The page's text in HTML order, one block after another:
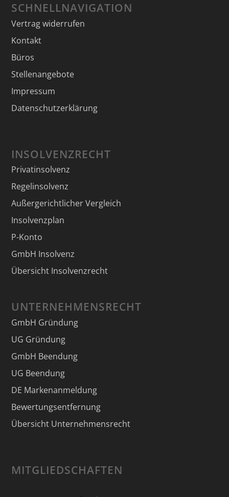
SCHNELLNAVIGATION
Vertrag widerrufen
Kontakt
Büros
Stellenangebote
Impressum
Datenschutzerklärung
INSOLVENZRECHT
Privatinsolvenz
Regelinsolvenz
Außergerichtlicher Vergleich
Insolvenzplan
P-Konto
GmbH Insolvenz
Übersicht Insolvenzrecht
UNTERNEHMENSRECHT
GmbH Gründung
UG Gründung
GmbH Beendung
UG Beendung
DE Markenanmeldung
Bewertungsentfernung
Übersicht Unternehmensrecht
MITGLIEDSCHAFTEN